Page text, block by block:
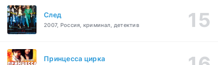
След
2007, Россия, криминал, детектив
Принцесса цирка